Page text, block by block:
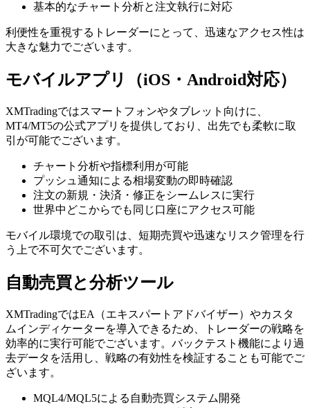
基本的なチャート分析と注文執行に対応
利便性を重視するトレーダーにとって、迅速なアクセス性は
大きな魅力でございます。
モバイルアプリ（iOS・Android対応）
XMTradingではスマートフォンやタブレット向けに、
MT4/MT5の公式アプリを提供しており、出先でも柔軟に取
引が可能でございます。
チャート分析や指標利用が可能
プッシュ通知による相場変動の即時確認
注文の新規・決済・修正をシームレスに実行
世界中どこからでも同じ口座にアクセス可能
モバイル環境での取引は、短期売買や迅速なリスク管理を行
う上で不可欠でございます。
自動売買と分析ツール
XMTradingではEA（エキスパートアドバイザー）やカスタ
ムインディケーターを導入できるため、トレーダーの戦略を
効率的に実行可能でございます。バックテスト機能により過
去データを活用し、戦略の有効性を検証することも可能でご
ざいます。
MQL4/MQL5による自動売買システム開発